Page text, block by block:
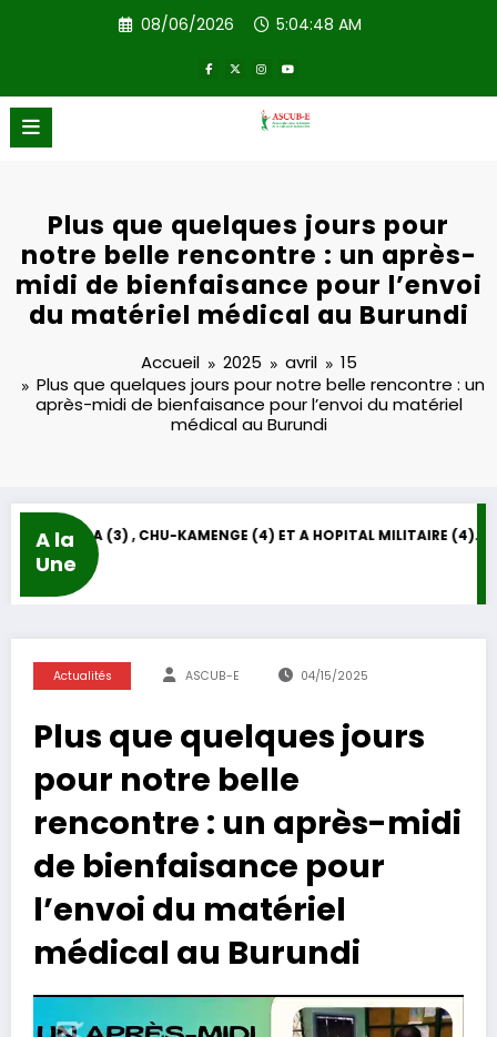
08/06/2026 5:04:48 AM
Plus que quelques jours pour
notre belle rencontre : un après-
midi de bienfaisance pour l’envoi
du matériel médical au Burundi
Accueil 2025 avril
15
Plus que quelques jours pour notre belle rencontre : un
après-midi de bienfaisance pour l’envoi du matériel
médical au Burundi
A la
Une
DON DE L’ASCUB-E DES MACHINES DE DIALYSE A : HOPITAL REGIONAL DE GITEGA (3) , CHU-KAMENGE (4) ET A HOPITAL MILITAIRE (4).
Actualités ASCUB-E 04/15/2025
Plus que quelques jours
pour notre belle
rencontre : un après-midi
de bienfaisance pour
l’envoi du matériel
médical au Burundi
vidéo